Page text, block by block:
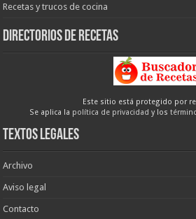
Recetas y trucos de cocina
Directorios de recetas
Este sitio está protegido por
Se aplica la política de privacidad y los
Textos legales
Archivo
Aviso legal
Contacto